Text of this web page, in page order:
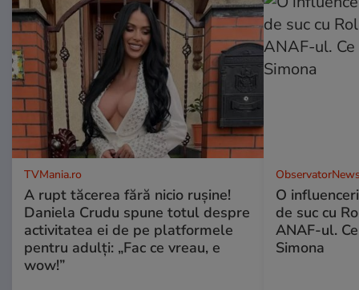
TVMania.ro
A rupt tăcerea fără nicio rușine!
Daniela Crudu spune totul despre
activitatea ei de pe platformele
pentru adulți: „Fac ce vreau, e
wow!”
O
de suc cu
ANAF-ul.
Simona